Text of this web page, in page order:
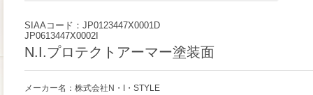
SIAAコード：JP0123447X0001D
JP0613447X0002I
N.I.プロテクトアーマー塗装面
メーカー名：株式会社N・I・STYLE